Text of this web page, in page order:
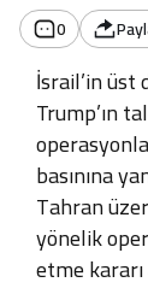
0
İsrail’in üst
Trump’ın
basınına
Tahran
yönelik
etme kararı